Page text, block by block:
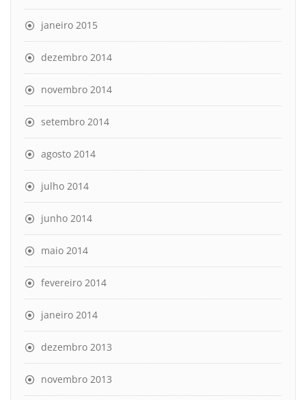
janeiro 2015
dezembro 2014
novembro 2014
setembro 2014
agosto 2014
julho 2014
junho 2014
maio 2014
fevereiro 2014
janeiro 2014
dezembro 2013
novembro 2013